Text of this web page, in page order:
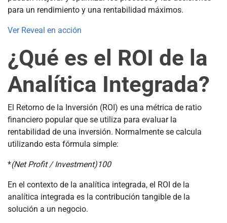
para un rendimiento y una rentabilidad máximos.
Ver Reveal en acción
¿Qué es el ROI de la
Analítica Integrada?
El Retorno de la Inversión (ROI) es una métrica de ratio
financiero popular que se utiliza para evaluar la
rentabilidad de una inversión. Normalmente se calcula
utilizando esta fórmula simple:
*(Net Profit / Investment)100
En el contexto de la analítica integrada, el ROI de la
analítica integrada es la contribución tangible de la
solución a un negocio.